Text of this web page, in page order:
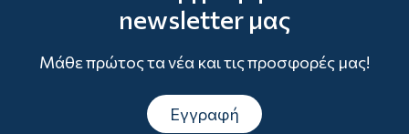
newsletter μας
Μάθε πρώτος τα νέα και τις προσφορές μας!
Εγγραφή